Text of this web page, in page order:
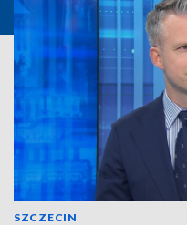
SZCZECIN